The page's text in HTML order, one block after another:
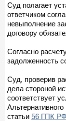
Суд полагает
ответчиком
невыполнение
договору
Согласно
задолженность
Суд, проверив
дела стороной
соответствует
статьи 56 ГПК РФ